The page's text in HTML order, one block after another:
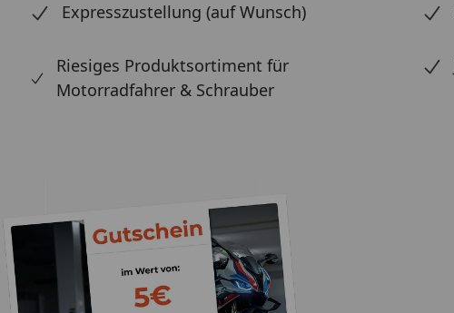
Expresszustellung (auf Wunsch)
Riesiges Produktsortiment für
Motorradfahrer & Schrauber